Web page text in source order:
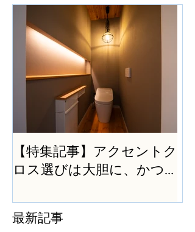
【特集記事】アクセントク
ロス選びは大胆に、かつ
最新記事